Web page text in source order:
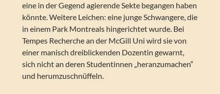
eine in der Gegend agierende Sekte begangen haben
könnte. Weitere Leichen: eine junge Schwangere, die
in einem Park Montreals hingerichtet wurde. Bei
Tempes Recherche an der McGill Uni wird sie von
einer manisch dreiblickenden Dozentin gewarnt,
sich nicht an deren Studentinnen „heranzumachen“
und herumzuschnüffeln.